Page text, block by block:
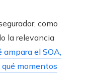
como
la relevancia
ampara el SOA,
momentos